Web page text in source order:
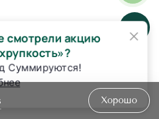
Хорошо
×
смотрели акцию
Суммируются!